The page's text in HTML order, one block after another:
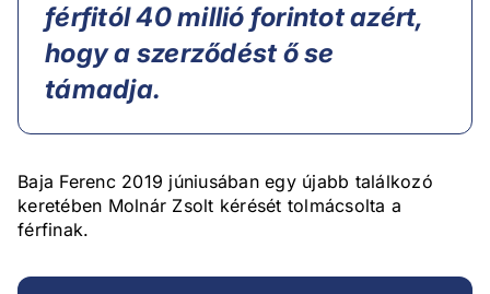
férfitól 40 millió forintot azért,
hogy a szerződést ő se
támadja.
Baja Ferenc 2019 júniusában egy újabb találkozó
keretében Molnár Zsolt kérését tolmácsolta a
férfinak.